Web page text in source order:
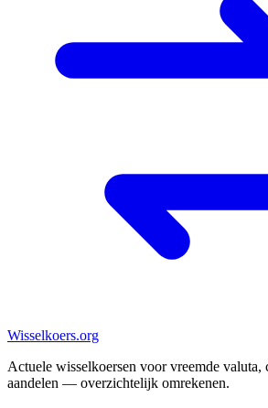
Wisselkoers.org
Actuele wisselkoersen voor vreemde valuta,
aandelen — overzichtelijk omrekenen.